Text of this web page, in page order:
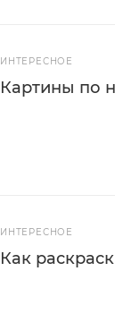
ИНТЕРЕСНОЕ
Картины по
ИНТЕРЕСНОЕ
Как